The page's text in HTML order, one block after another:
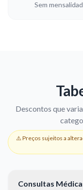
Sem
Descontos que
⚠️ Preços sujeitos a
Consultas